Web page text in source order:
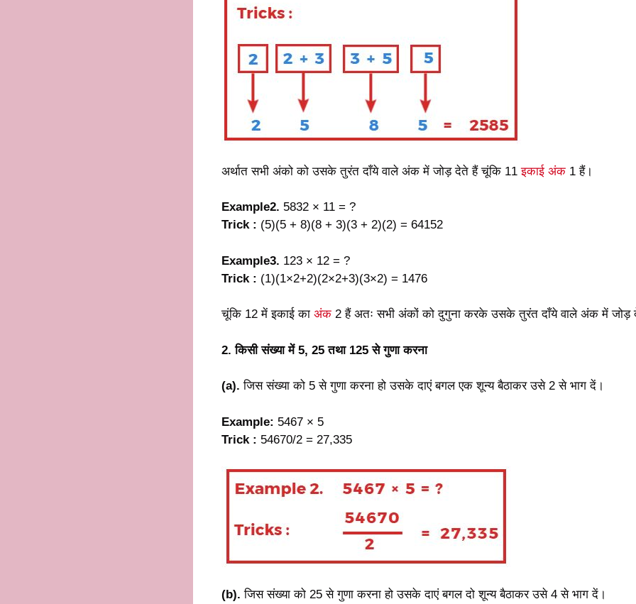
अर्थात सभी अंको को उसके तुरंत दाँये वाले अंक में जोड़ देते हैं चूंकि 11इकाई अंक 1 हैं।
Example2. 5832 × 11 = ?
Trick : (5)(5 + 8)(8 + 3)(3 + 2)(2) = 64152
Example3. 123 × 12 = ?
Trick : (1)(1×2+2)(2×2+3)(3×2) = 1476
चूंकि 12 में इकाई का अंक 2 हैं अतः सभी अंकों को दुगुना करके उसके तुरंत दाँये वाले अंक में जोड़
2. किसी संख्या में 5, 25 तथा 125 से गुणा करना
(a). जिस संख्या को 5 से गुणा करना हो उसके दाएं बगल एक शून्य बैठाकर उसे 2 से भाग दें।
Example: 5467 × 5
Trick : 54670/2 = 27,335
(b). जिस संख्या को 25 से गुणा करना हो उसके दाएं बगल दो शून्य बैठाकर उसे 4 से भाग दें।